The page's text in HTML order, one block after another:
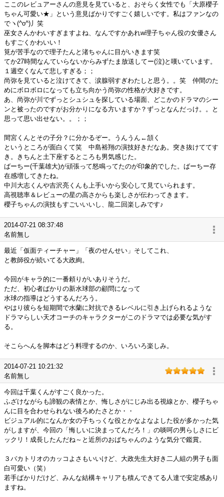
ここのレビュアーさんの意見を見ていると、おそらく女性でも「大原櫻子
ちゃん可愛い★」という意見ばかりですごく嬉しいです。私はファンなの
でヽ(^o^)丿笑
巫女さんかわいすぎますよね、なんですかあれw理子ちゃん役の女優さん
もすごくかわいい！
筧が苦手なので理子たんと渚ちゃんに目がいきます笑
てか27時間なんていらないからみずたま放送してー(泣)と嘆いています。
１週空くなんて悲しすぎる；；
尚弥を見ていると泣けてきて、涙腺弱すぎわたしと思う。。笑 仲間のた
めにボロボロになっても立ち向かう尚弥の性格が大好きです。
あ、尚弥が川でずっとシュシュを探している場面、どこかのドラマのシー
ンと被ったのですがお分かりになる方いますか？ずっとなんだっけ。。と
思って思い出せない。。；；
間宮くんとその子分？に分かるぞー。うんうん←頷く
というところが面白くて笑 中島裕翔の演技好きだなあ。突き抜けててす
き。きちんと土下座するところも男気感じた。
ばーちー(千葉雄大)が頑張って怒鳴ってたのが印象的でした。ばーちー存
在感増してきたね。
中川大志くんや吉沢亮くんも上手いから安心して見ていられます。
高視聴率＆レビューの星の高さからも楽しさが伝わってきます。
櫻子ちゃんの演技もすごいいいし、龍二回楽しみです♪
2014-07-21 08:37:48
名前無し
最近「仮面ティーチャー」「夜のせんせい」そしてこれ、
と教師役が続いてる大政絢。
今回がキャラ的に一番頼りがいありそうだ。
ただ、初心者ばかりの新水球部の顧問になって
水球の指導はどうするんだろう。
やはり彼らを短期間で水蘭に対抗できるレベルに引き上げられるような
ドラマらしい天才コーチのキャラクターがこのドラマでは必要な気がす
る。
そこらへんを脚本はどう料理するのか、いろいろ楽しみ。
2014-07-21 10:21:32
名前無し
今回は千葉くんがすごく良かった。
ふざけながらも諦観の表情とか、悔しさがにじみ出る視線とか、櫻子ちゃ
んに目を合わせられない後ろめたさとか・・
ビジュアル的になんか女の子ちっくな役とかなよなよした役が多かった気
がしますが、今回の「悔しいに決まってんだろ！」の啖呵の男らしさにビ
ックリ！成長したんだね～と近所のおばちゃんのような気分で鑑賞。
３バカトリオのカッコよさもいいけど、大政先生大好き二人組の男子も面
白可愛い（笑）
若手ばかりだけど、みんな結構キャリアも積んできてる人達で安定感あり
ますね。